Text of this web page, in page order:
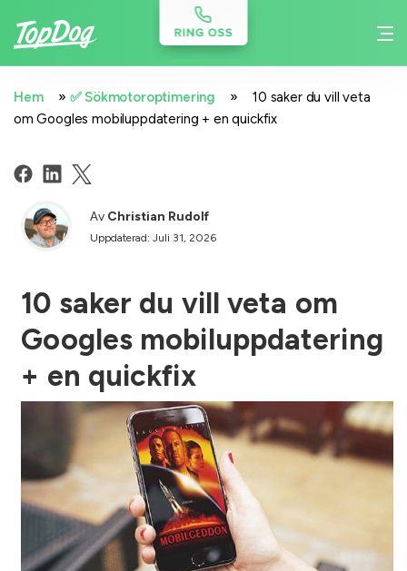
Hem » ✅ Sökmotoroptimering »
10 saker du vill veta
om Googles mobiluppdatering + en quickfix
Av Christian Rudolf
Uppdaterad: Juli 31, 2026
10 saker du vill veta om
Googles mobiluppdatering
+ en quickfix